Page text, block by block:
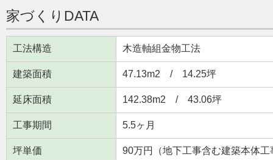
家づくりDATA
工法構造 木造軸組金物工法
建築面積 47.13m2 / 14.25坪
延床面積 142.38m2 / 43.06坪
工事期間 5.5ヶ月
坪単価 90万円（地下工事含む建築本体工